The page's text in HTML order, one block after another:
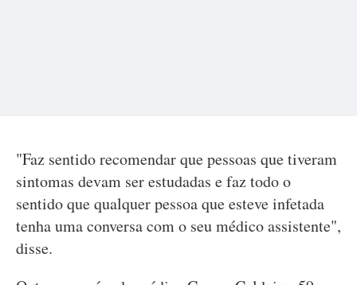
"Faz sentido recomendar que pessoas que tiveram
sintomas devam ser estudadas e faz todo o
sentido que qualquer pessoa que esteve infetada
tenha uma conversa com o seu médico assistente",
disse.